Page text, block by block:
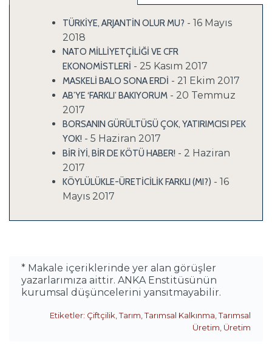
TÜRKİYE, ARJANTİN OLUR MU? - 16 Mayıs
2018
NATO MİLLİYETÇİLİĞİ VE CFR
EKONOMİSTLERİ - 25 Kasım 2017
MASKELİ BALO SONA ERDİ - 21 Ekim 2017
AB’YE ‘FARKLI’ BAKIYORUM - 20 Temmuz
2017
BORSANIN GÜRÜLTÜSÜ ÇOK, YATIRIMCISI PEK
YOK! - 5 Haziran 2017
BİR İYİ, BİR DE KÖTÜ HABER! - 2 Haziran
2017
KÖYLÜLÜKLE-ÜRETİCİLİK FARKLI (MI?) - 16
Mayıs 2017
* Makale içeriklerinde yer alan görüşler
yazarlarımıza aittir. ANKA Enstitüsünün
kurumsal düşüncelerini yansıtmayabilir.
Etiketler: Çiftçilik ,Tarım ,Tarımsal Kalkınma ,Tarımsal
Üretim Üretim